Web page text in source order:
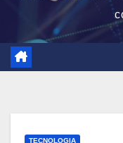
TECNOLOGIA